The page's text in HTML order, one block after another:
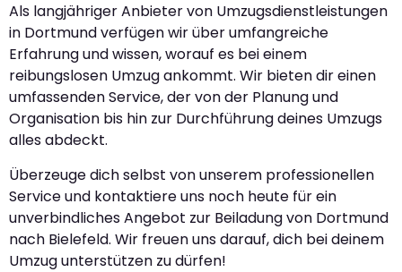
Als langjähriger Anbieter von Umzugsdienstleistungen
in Dortmund verfügen wir über umfangreiche
Erfahrung und wissen, worauf es bei einem
reibungslosen Umzug ankommt. Wir bieten dir einen
umfassenden Service, der von der Planung und
Organisation bis hin zur Durchführung deines Umzugs
alles abdeckt.
Überzeuge dich selbst von unserem professionellen
Service und kontaktiere uns noch heute für ein
unverbindliches Angebot zur Beiladung von Dortmund
nach Bielefeld. Wir freuen uns darauf, dich bei deinem
Umzug unterstützen zu dürfen!